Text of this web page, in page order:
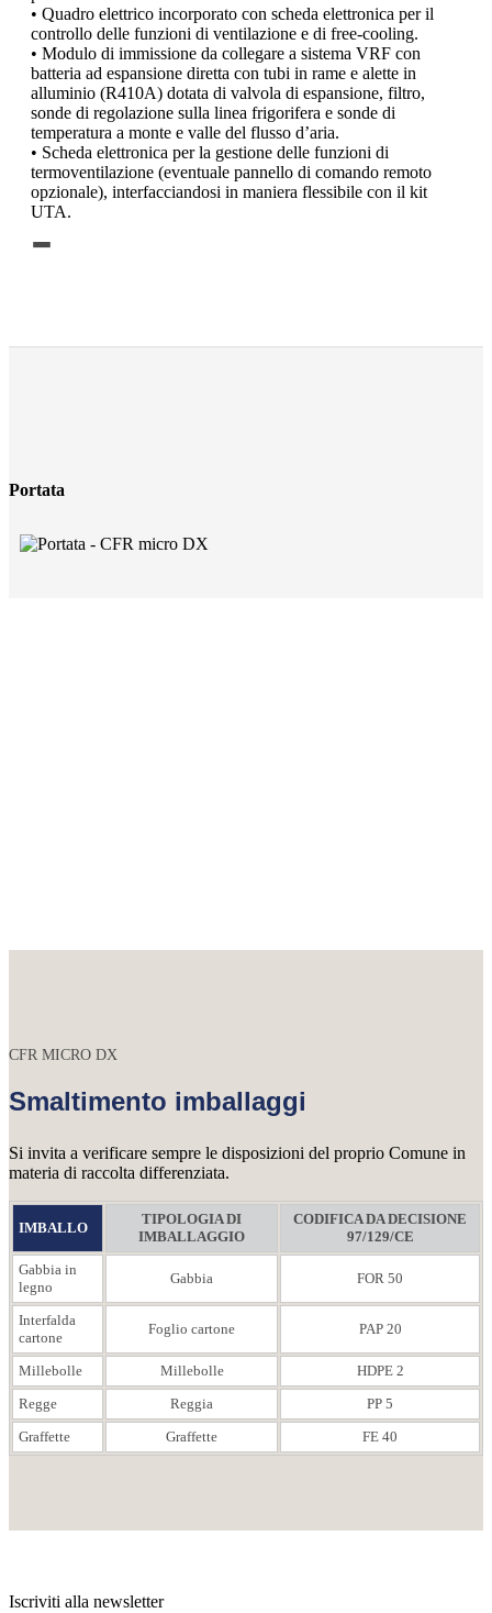
• Quadro elettrico incorporato con scheda elettronica per il
controllo delle funzioni di ventilazione e di free-cooling.
• Modulo di immissione da collegare a sistema VRF con
batteria ad espansione diretta con tubi in rame e alette in
alluminio (R410A) dotata di valvola di espansione, filtro,
sonde di regolazione sulla linea frigorifera e sonde di
temperatura a monte e valle del flusso d’aria.
• Scheda elettronica per la gestione delle funzioni di
termoventilazione (eventuale pannello di comando remoto
opzionale), interfacciandosi in maniera flessibile con il kit
UTA.
-
Portata
CFR MICRO DX
Smaltimento imballaggi
Si invita a verificare sempre le disposizioni del proprio Comune in
materia di raccolta differenziata.
IMBALLO
TIPOLOGIA DI
IMBALLAGGIO
CODIFICA DA DECISIONE
97/129/CE
Gabbia in
legno
Gabbia FOR 50
Interfalda
cartone
Foglio cartone PAP 20
Millebolle Millebolle
HDPE 2
Regge
Reggia
PP 5
Graffette
Graffette FE 40
Iscriviti alla newsletter